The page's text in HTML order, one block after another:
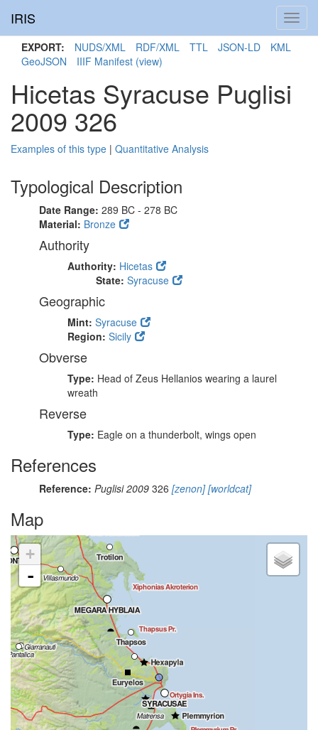
IRIS
EXPORT: NUDS/XML RDF/XML TTL JSON-LD
KML
GeoJSON
IIIF Manifest (view)
Hicetas Syracuse Puglisi
2009 326
Examples of this type | Quantitative Analysis
Typological Description
Date Range: 289 BC - 278 BC
Material: Bronze
Authority
Authority: Hicetas
State: Syracuse
Geographic
Mint: Syracuse
Region: Sicily
Obverse
Type: Head of Zeus Hellanios wearing a laurel
wreath
Reverse
Type: Eagle on a thunderbolt, wings open
References
Reference: Puglisi 2009 326 [zenon][worldcat]
Map
+
-